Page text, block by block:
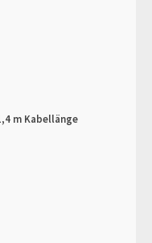
m Kabellänge